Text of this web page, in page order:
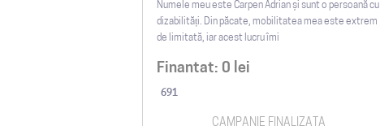
CAMPANIE FINALIZATA
Numele meu este Carpen Adrian și sunt o persoană cu
dizabilități. Din păcate, mobilitatea mea este extrem
de limitată, iar acest lucru îmi
Finantat: 0 lei
691